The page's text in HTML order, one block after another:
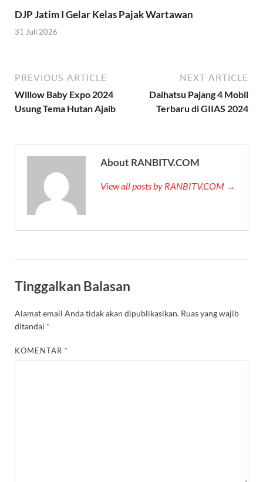
DJP Jatim I Gelar Kelas Pajak Wartawan
31 Juli 2026
PREVIOUS ARTICLE
Willow Baby Expo 2024
Usung Tema Hutan Ajaib
NEXT ARTICLE
Daihatsu Pajang 4 Mobil
Terbaru di GIIAS 2024
About RANBITV.COM
View all posts by RANBITV.COM →
Tinggalkan Balasan
Alamat email Anda tidak akan dipublikasikan. Ruas yang wajib
ditandai *
KOMENTAR *